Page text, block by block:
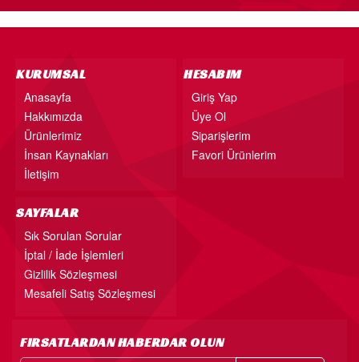
KURUMSAL
Anasayfa
Hakkımızda
Ürünlerimiz
İnsan Kaynakları
İletişim
HESABIM
Giriş Yap
Üye Ol
Siparişlerim
Favori Ürünlerim
SAYFALAR
Sık Sorulan Sorular
İptal / İade İşlemleri
Gizlilik Sözleşmesi
Mesafeli Satış Sözleşmesi
FIRSATLARDAN HABERDAR OLUN